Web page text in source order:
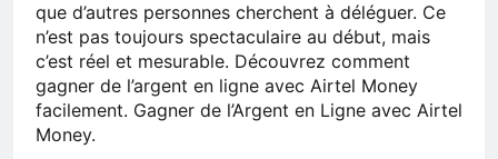
que d’autres personnes cherchent à déléguer. Ce
n’est pas toujours spectaculaire au début, mais
c’est réel et mesurable. Découvrez comment
gagner de l’argent en ligne avec Airtel Money
facilement. Gagner de l’Argent en Ligne avec Airtel
Money.